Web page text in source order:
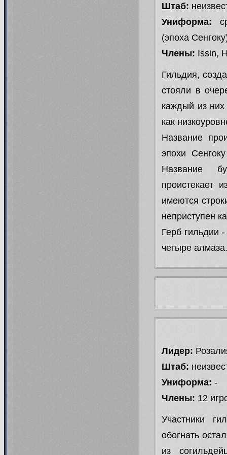
правилам и
Мы ме-е-едленно и
администрации далеко не
Штаб:
Униформа:
(эпоха
Члены: Issin,
Гильдия,
стояли в
каждый из
как
Название
эпохи
Название
проистекает
имеются
неприступен
Герб гильдии
четыре
Лидер:
Штаб:
Униформа: -
Члены: 12
Участники
обогнать
из